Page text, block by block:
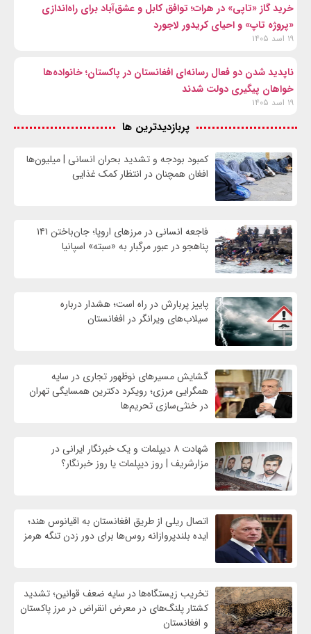
خرید گاز «تاپی» در هرات؛ توافق کابل و عشق‌آباد برای راه‌اندازی
«پروژه تاپ» و احیای کریدور لاجورد
۱۹ اسد ۱۴۰۵
ناپدید شدن دو فعال رسانه‌ای افغانستان در پاکستان؛ خانواده‌ها
خواهان پیگیری دولت شدند
۱۹ اسد ۱۴۰۵
پربازدیدترین ها
کمبود بودجه و تشدید بحران انسانی | میلیون‌ها
افغان همچنان در انتظار کمک غذایی
فاجعه انسانی در مرزهای اروپا؛ جان‌باختن ۱۴۱
پناهجو در عبور مرگبار به «سبته» اسپانیا
پاییز پربارش در راه است؛ هشدار درباره
سیلاب‌های ویرانگر در افغانستان
گشایش مسیرهای نوظهور تجاری در سایه
همگرایی مرزی؛ رویکرد دکترین همسایگی تهران
در خنثی‌سازی تحریم‌ها
شهادت ۸ دیپلمات و یک خبرنگار ایرانی در
مزارشریف | روز دیپلمات یا روز خبرنگار؟
اتصال ریلی از طریق افغانستان به اقیانوس هند؛
ایده بلندپروازانه روس‌ها برای دور زدن تنگه هرمز
تخریب زیستگاه‌ها در سایه ضعف قوانین؛ تشدید
کشتار پلنگ‌های در معرض انقراض در مرز پاکستان
و افغانستان